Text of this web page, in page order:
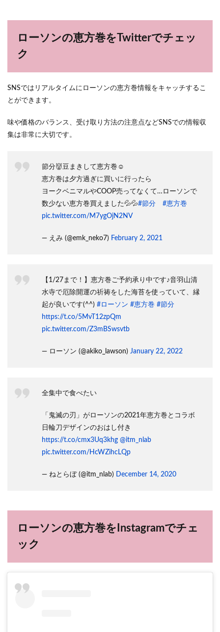
ローソンの恵方巻をTwitterでチェッ
ク
SNSではリアルタイムにローソンの恵方巻情報をキャッチするこ
とができます。
味や価格のバランス、受け取り方法の注意点などSNSでの情報収
集は非常に大切です。
節分👹豆まきして恵方巻☺️
恵方巻は夕方過ぎに買いに行ったら
ヨークベニマルやCOOP売ってなくて…ローソンで
数少ない恵方巻買えました💦💦#節分
#恵方巻
pic.twitter.com/M7ygOjN2NV
— えみ (@emk_neko7) February 2, 2021
【1/27まで！】恵方巻ご予約承り中です♪音羽山清
水寺で厄除開運の祈祷をした海苔を使っていて、縁
起が良いです(^^) #ローソン #恵方巻 #節分
https://t.co/5MvT12zpQm
pic.twitter.com/Z3mBSwsvtb
— ローソン (@akiko_lawson) January 22, 2022
全集中で食べたい
「鬼滅の刃」がローソンの2021年恵方巻とコラボ
日輪刀デザインのおはし付き
https://t.co/cmx3Uq3khg @itm_nlab
pic.twitter.com/HcWZihcLQp
— ねとらぼ (@itm_nlab) December 14, 2020
ローソンの恵方巻をInstagramでチェ
ック